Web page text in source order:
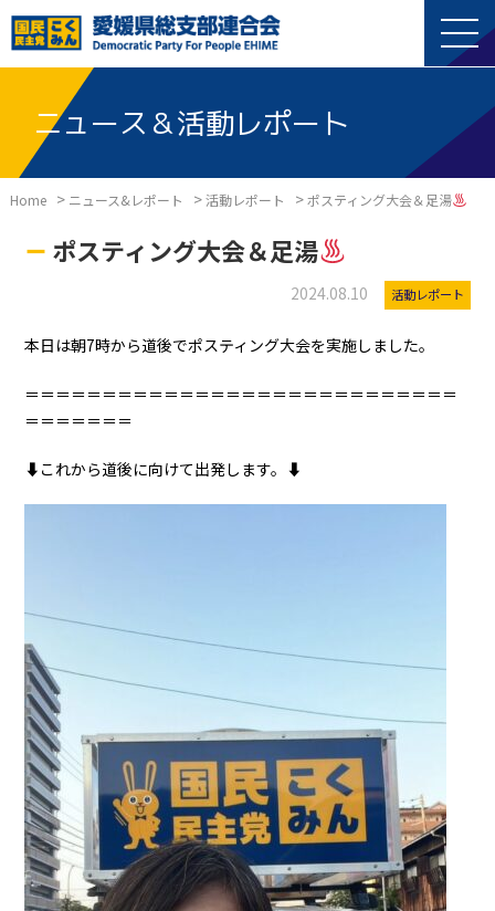
ニュース＆活動レポート
Home > ニュース&レポート >活動レポート >ポスティング大会＆足湯
ポスティング大会＆足湯
2024.08.10 活動レポート
本日は朝7時から道後でポスティング大会を実施しました。
＝＝＝＝＝＝＝＝＝＝＝＝＝＝＝＝＝＝＝＝＝＝＝＝＝＝＝＝
＝＝＝＝＝＝＝
⬇︎これから道後に向けて出発します。⬇︎